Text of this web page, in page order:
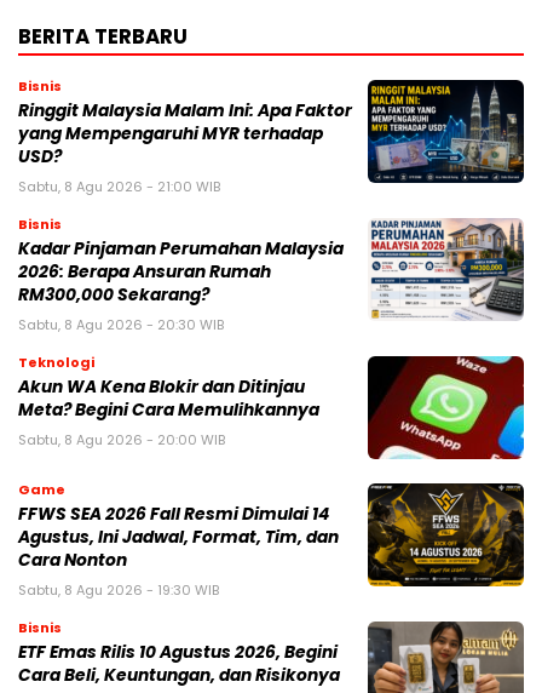
BERITA TERBARU
Bisnis
Ringgit Malaysia Malam Ini: Apa Faktor
yang Mempengaruhi MYR terhadap
USD?
Sabtu, 8 Agu 2026 - 21:00 WIB
Bisnis
Kadar Pinjaman Perumahan Malaysia
2026: Berapa Ansuran Rumah
RM300,000 Sekarang?
Sabtu, 8 Agu 2026 - 20:30 WIB
Teknologi
Akun WA Kena Blokir dan Ditinjau
Meta? Begini Cara Memulihkannya
Sabtu, 8 Agu 2026 - 20:00 WIB
Game
FFWS SEA 2026 Fall Resmi Dimulai 14
Agustus, Ini Jadwal, Format, Tim, dan
Cara Nonton
Sabtu, 8 Agu 2026 - 19:30 WIB
Bisnis
ETF Emas Rilis 10 Agustus 2026, Begini
Cara Beli, Keuntungan, dan Risikonya